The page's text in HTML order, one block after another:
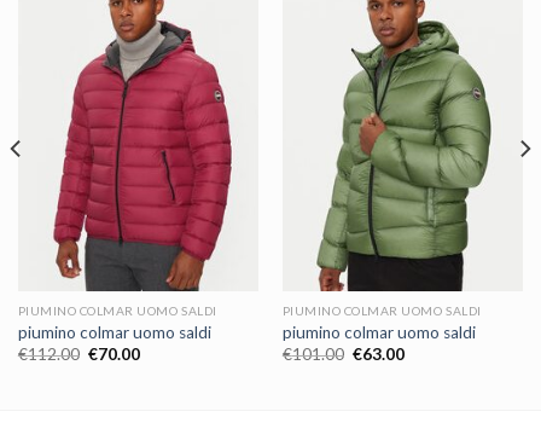
PIUMINO COLMAR UOMO SALDI
piumino colmar uomo saldi
€112.00 €70.00
PIUMINO COLMAR UOMO SALDI
piumino colmar uomo saldi
€101.00 €63.00